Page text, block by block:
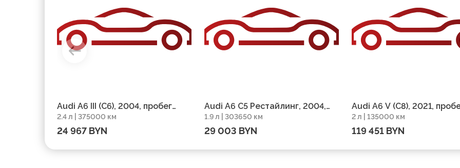
Audi A6 III (C6), 2004, пробег
375000 км
2.4 л | 375000 км
24 967 BYN
Audi A6 C5 Рестайлинг, 2004,
пробег 303650 км
1.9 л | 303650 км
29 003 BYN
Audi A6 V (C8), 2021,
135000 км
2 л | 135000 км
119 451 BYN